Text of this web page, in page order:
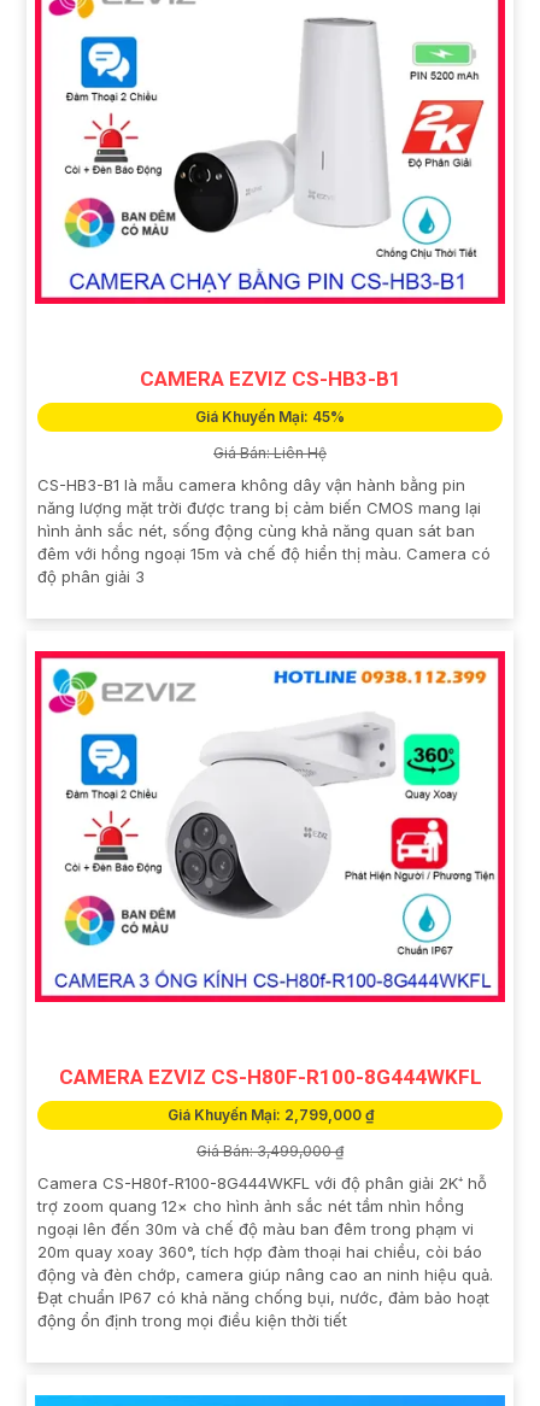
CAMERA EZVIZ CS-HB3-B1
Giá Khuyến Mại: 45%
Giá Bán: Liên Hệ
CS-HB3-B1 là mẫu camera không dây vận hành bằng pin
năng lượng mặt trời được trang bị cảm biến CMOS mang lại
hình ảnh sắc nét, sống động cùng khả năng quan sát ban
đêm với hồng ngoại 15m và chế độ hiển thị màu. Camera có
độ phân giải 3
CAMERA EZVIZ CS-H80F-R100-8G444WKFL
Giá Khuyến Mại: 2,799,000 ₫
Giá Bán: 3,499,000 ₫
Camera CS-H80f-R100-8G444WKFL với độ phân giải 2K⁺ hỗ
trợ zoom quang 12× cho hình ảnh sắc nét tầm nhìn hồng
ngoại lên đến 30m và chế độ màu ban đêm trong phạm vi
20m quay xoay 360°, tích hợp đàm thoại hai chiều, còi báo
động và đèn chớp, camera giúp nâng cao an ninh hiệu quả.
Đạt chuẩn IP67 có khả năng chống bụi, nước, đảm bảo hoạt
động ổn định trong mọi điều kiện thời tiết